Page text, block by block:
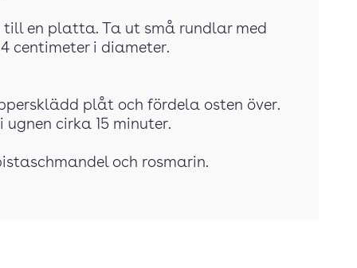
en platta. Ta ut små rundlar med
centimeter i diameter.
plåt och fördela osten över.
cirka 15 minuter.
och rosmarin.